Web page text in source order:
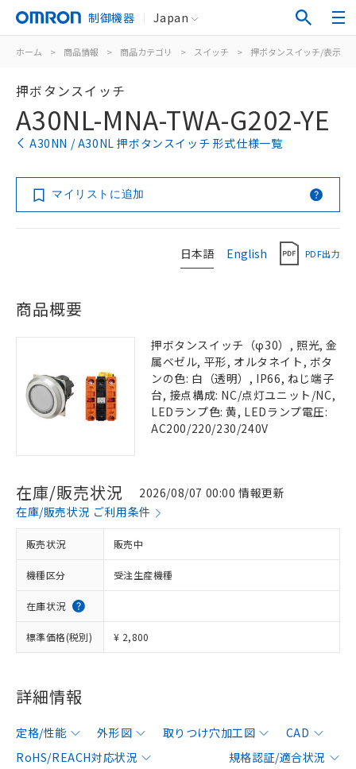
制御機器 Japan
ホーム > 商品情報 > 商品カテゴリ > スイッチ > 押ボタンスイッチ/表示灯
押ボタンスイッチ
A30NL-MNA-TWA-G202-YE
A30NN / A30NL 押ボタンスイッチ 形式仕様一覧
マイリストに追加
日本語 English PDF出力
商品概要
押ボタンスイッチ（φ30）, 照光, 金
属ベゼル, 平形, オルタネイト, ボタ
ンの色: 白（透明）, IP66, ねじ端子
台, 接点構成: NC/点灯ユニット/NC,
LEDランプ色: 黄, LEDランプ電圧:
AC200/220/230/240V
在庫/販売状況
2026/08/07 00:00 情報更新
在庫/販売状況 ご利用条件
販売状況 販売中
機種区分 受注生産機種
在庫状況
標準価格(税別) ¥ 2,800
詳細情報
定格/性能 外形図 取りつけ穴加工図
CAD
RoHS/REACH対応状況
規格認証/適合状況